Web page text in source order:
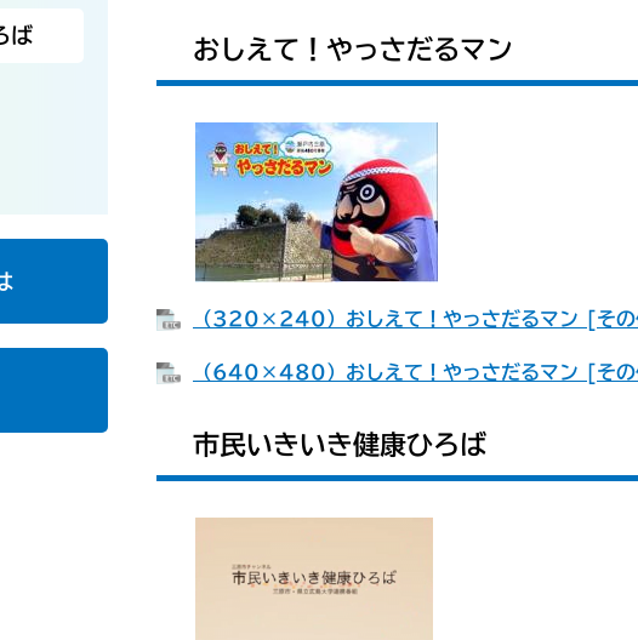
おしえて！やっさだるマン
（320×240）おしえて！やっさだるマン [そ
（640×480）おしえて！やっさだるマン [そ
市民いきいき健康ひろば
ば